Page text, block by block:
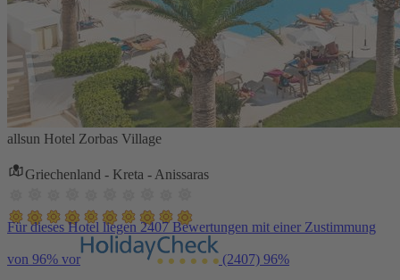
allsun Hotel Zorbas Village
Griechenland - Kreta - Anissaras
Für dieses Hotel liegen 2407 Bewertungen mit einer Zustimmung
von 96% vor (2407) 96%